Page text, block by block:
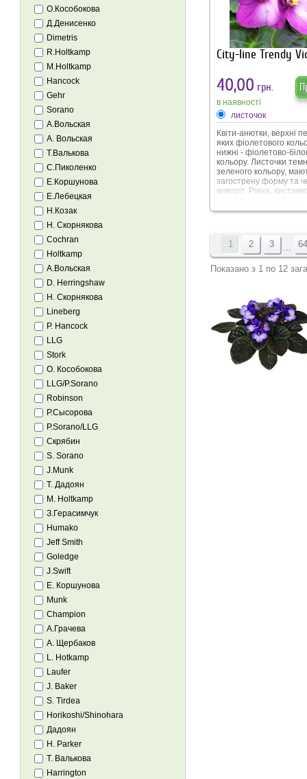
О.Кособокова
Д.Денисенко
Dimetris
R.Holtkamp
M.Holtkamp
Hancock
Gehr
Sorano
А.Вольская
А. Вольская
Т.Валькова
С.Пиколенко
Е.Коршунова
Е.Лебецкая
Н.Козак
Н. Скорнякова
Cochran
Holtkamp
А.Вольская
D. Herringshaw
Н. Скорнякова
Lineberg
P. Hancock
LLG
Stork
О. Кособокова
LLG/P.Sorano
Robinson
Р.Сысорова
P.Sorano/LLG
Скрябин
S. Sorano
J.Munk
Т. Дадоян
M. Holtkamp
З.Герасимчук
Humako
Jeff Smith
Goledge
J.Swift
Е. Коршунова
Munk
Champion
А.Грачева
А. Щербаков
L. Hotkamp
Laufer
J. Baker
S. Tirdea
Horikoshi/Shinohara
Дадоян
H. Parker
Т. Валькова
Harrington
City-line Trendy
40,00 грн.
в наявності
листочок
Квіти-анютки, верхні
яких фіолетового
нижні - фіолетово-
кольору. Листочки
зеленого кольору,
загострену форму та
виворіт. Рівна,
1 2 3 64
Показано з 1 по 12